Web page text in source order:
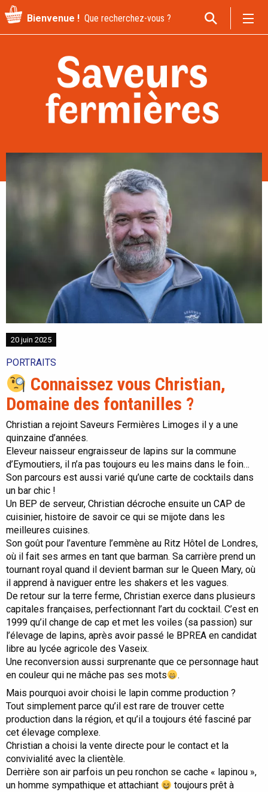
Recherche
pour
Bienvenue !
20 juin 2025
PORTRAITS
Connaissez vous Christian,
Domaine des fontanilles ?
Christian a rejoint Saveurs Fermières Limoges il y a une
quinzaine d’années.
Eleveur naisseur engraisseur de lapins sur la commune
d’Eymoutiers, il n’a pas toujours eu les mains dans le foin…
Son parcours est aussi varié qu’une carte de cocktails dans
un bar chic !
Un BEP de serveur, Christian décroche ensuite un CAP de
cuisinier, histoire de savoir ce qui se mijote dans les
meilleures cuisines.
Son goût pour l’aventure l’emmène au Ritz Hôtel de Londres,
où il fait ses armes en tant que barman. Sa carrière prend un
tournant royal quand il devient barman sur le Queen Mary, où
il apprend à naviguer entre les shakers et les vagues.
De retour sur la terre ferme, Christian exerce dans plusieurs
capitales françaises, perfectionnant l’art du cocktail. C’est en
1999 qu’il change de cap et met les voiles (sa passion) sur
l’élevage de lapins, après avoir passé le BPREA en candidat
libre au lycée agricole des Vaseix.
Une reconversion aussi surprenante que ce personnage haut
en couleur qui ne mâche pas ses mots
.
Mais pourquoi avoir choisi le lapin comme production ?
Tout simplement parce qu’il est rare de trouver cette
production dans la région, et qu’il a toujours été fasciné par
cet élevage complexe.
Christian a choisi la vente directe pour le contact et la
convivialité avec la clientèle.
Derrière son air parfois un peu ronchon se cache « lapinou »,
un homme sympathique et attachiant
toujours prêt à